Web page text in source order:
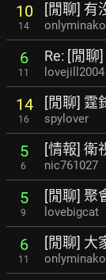
10
14
[閒聊] 有
onlyminako
6
11
Re: [閒聊
lovejill2004
14
16
[閒聊] 霆
spylover
5
6
[情報] 衛
nic761027
5
9
[閒聊] 聚
lovebigcat
6
11
[閒聊] 大
onlyminako